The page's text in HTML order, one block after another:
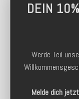
DEIN
Werde Teil
Melde dich